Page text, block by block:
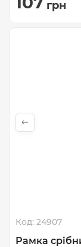
грн
Код: 24907
Рамка